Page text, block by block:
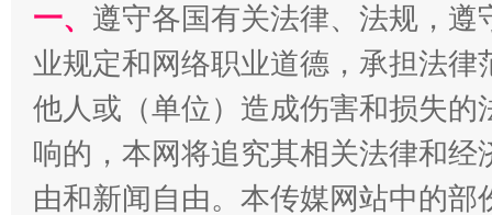
揭开“小金库”的免责幌子
一、 遵守各国有关法律、法规，
业规定和网络职业道德，承担法
他人或（单位）造成伤害和损失
响的，本网将追究其相关法律和
由和新闻自由。本传媒网站中的